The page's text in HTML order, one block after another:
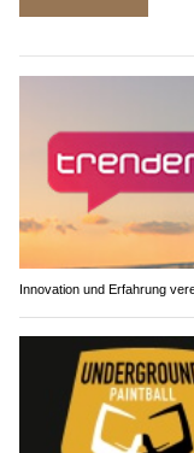
Innovation und Erfahrung